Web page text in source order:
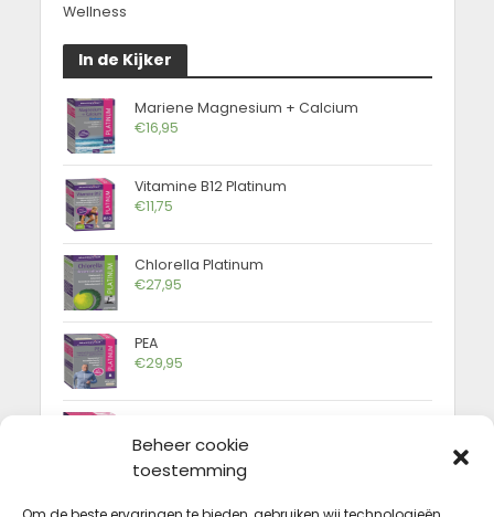
Beheer cookie
toestemming
Wellness
In de Kijker
Mariene Magnesium + Calcium
€16,95
Vitamine B12 Platinum
€11,75
Chlorella Platinum
€27,95
PEA
€29,95
€17,95